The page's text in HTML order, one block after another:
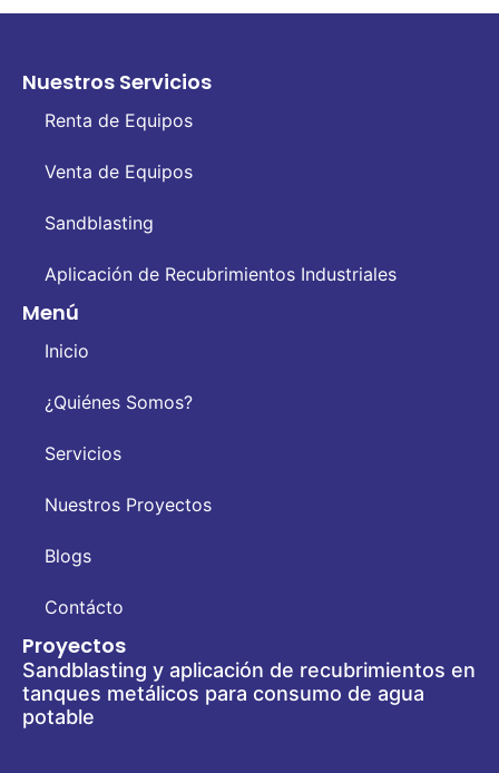
Nuestros Servicios
Renta de Equipos
Venta de Equipos
Sandblasting
Aplicación de Recubrimientos Industriales
Menú
Inicio
¿Quiénes Somos?
Servicios
Nuestros Proyectos
Blogs
Contácto
Proyectos
Sandblasting y aplicación de recubrimientos en
tanques metálicos para consumo de agua
potable